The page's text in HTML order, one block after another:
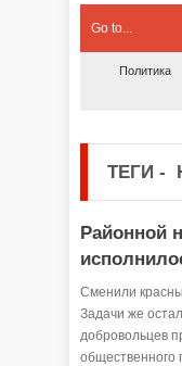
Go to...
Политика
ТЕГИ -
Районной
Сменили
Задачи же
добровольцев
общественного